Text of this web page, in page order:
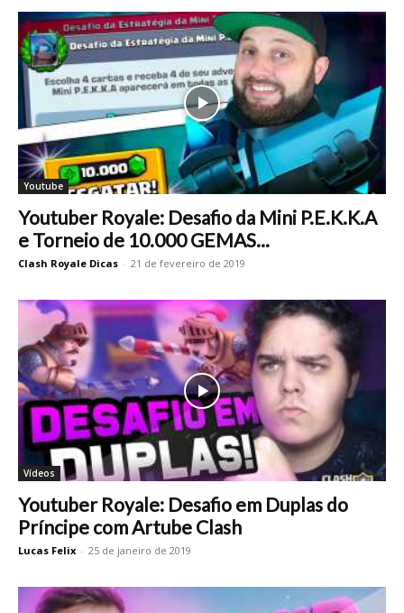
Youtube
Youtuber Royale: Desafio da Mini P.E.K.K.A
e Torneio de 10.000 GEMAS...
Clash Royale Dicas - 21 de fevereiro de 2019
Vídeos
Youtuber Royale: Desafio em Duplas do
Príncipe com Artube Clash
Lucas Felix - 25 de janeiro de 2019